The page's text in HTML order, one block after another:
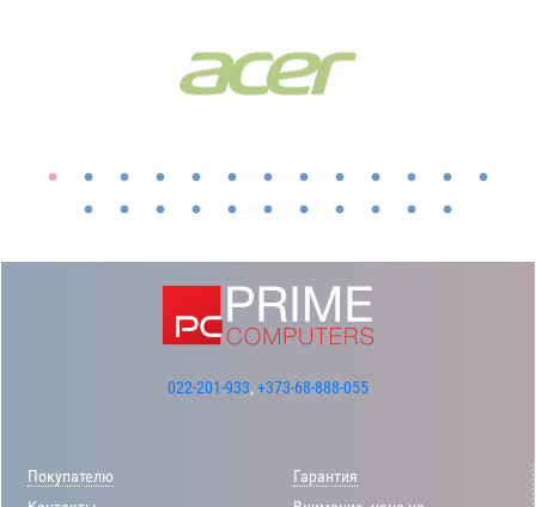
022-201-933, +373-68-888-055
Покупателю
Гарантия